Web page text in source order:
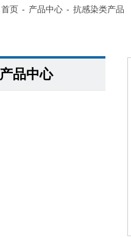
首页 - 产品中心 - 抗感染类产品
产品中心